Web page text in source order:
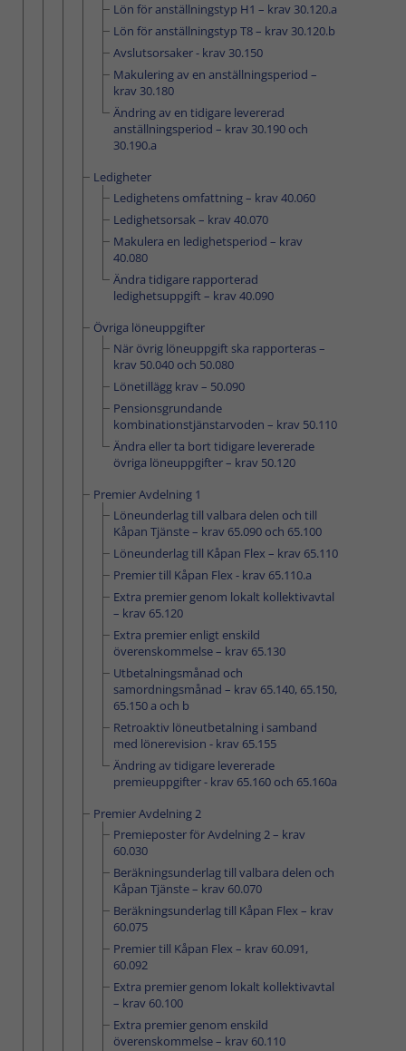
Lön för anställningstyp H1 – krav 30.120.a
Lön för anställningstyp T8 – krav 30.120.b
Avslutsorsaker - krav 30.150
Makulering av en anställningsperiod –
krav 30.180
Ändring av en tidigare levererad
anställningsperiod – krav 30.190 och
30.190.a
Ledigheter
Ledighetens omfattning – krav 40.060
Ledighetsorsak – krav 40.070
Makulera en ledighetsperiod – krav
40.080
Ändra tidigare rapporterad
ledighetsuppgift – krav 40.090
Övriga löneuppgifter
När övrig löneuppgift ska rapporteras –
krav 50.040 och 50.080
Lönetillägg krav – 50.090
Pensionsgrundande
kombinationstjänstarvoden – krav 50.110
Ändra eller ta bort tidigare levererade
övriga löneuppgifter – krav 50.120
Premier Avdelning 1
Löneunderlag till valbara delen och till
Kåpan Tjänste – krav 65.090 och 65.100
Löneunderlag till Kåpan Flex – krav 65.110
Premier till Kåpan Flex - krav 65.110.a
Extra premier genom lokalt kollektivavtal
– krav 65.120
Extra premier enligt enskild
överenskommelse – krav 65.130
Utbetalningsmånad och
samordningsmånad – krav 65.140, 65.150,
65.150 a och b
Retroaktiv löneutbetalning i samband
med lönerevision - krav 65.155
Ändring av tidigare levererade
premieuppgifter - krav 65.160 och 65.160a
Premier Avdelning 2
Premieposter för Avdelning 2 – krav
60.030
Beräkningsunderlag till valbara delen och
Kåpan Tjänste – krav 60.070
Beräkningsunderlag till Kåpan Flex – krav
60.075
Premier till Kåpan Flex – krav 60.091,
60.092
Extra premier genom lokalt kollektivavtal
– krav 60.100
Extra premier genom enskild
överenskommelse – krav 60.110